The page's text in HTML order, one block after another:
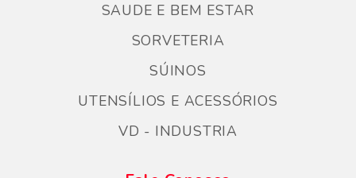
SAUDE E BEM ESTAR
SORVETERIA
SÚINOS
UTENSÍLIOS E ACESSÓRIOS
VD - INDUSTRIA